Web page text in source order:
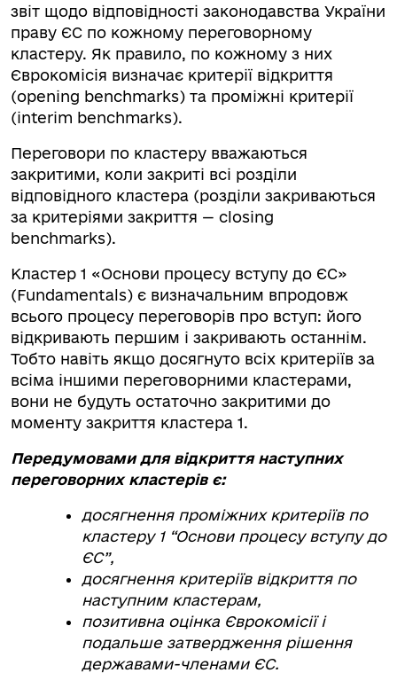
звіт щодо відповідності законодавства України
праву ЄС по кожному переговорному
кластеру. Як правило, по кожному з них
Єврокомісія визначає критерії відкриття
(opening benchmarks) та проміжні критерії
(interim benchmarks).
Переговори по кластеру вважаються
закритими, коли закриті всі розділи
відповідного кластера (розділи закриваються
за критеріями закриття — closing
benchmarks).
Кластер 1 «Основи процесу вступу до ЄС»
(Fundamentals) є визначальним впродовж
всього процесу переговорів про вступ: його
відкривають першим і закривають останнім.
Тобто навіть якщо досягнуто всіх критеріїв за
всіма іншими переговорними кластерами,
вони не будуть остаточно закритими до
моменту закриття кластера 1.
Передумовами для відкриття наступних
переговорних кластерів є:
досягнення проміжних критеріїв по
кластеру 1 “Основи процесу вступу до
ЄС”,
досягнення критеріїв відкриття по
наступним кластерам,
позитивна оцінка Єврокомісії і
подальше затвердження рішення
державами-членами ЄС.